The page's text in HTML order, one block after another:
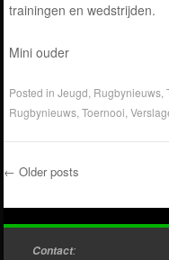
trainingen en wedstrijden.
Mini ouder
Posted inJeugd Rugbynieuws ,
Rugbynieuws ,Toernooi ,
Post
← Older posts
Contact: